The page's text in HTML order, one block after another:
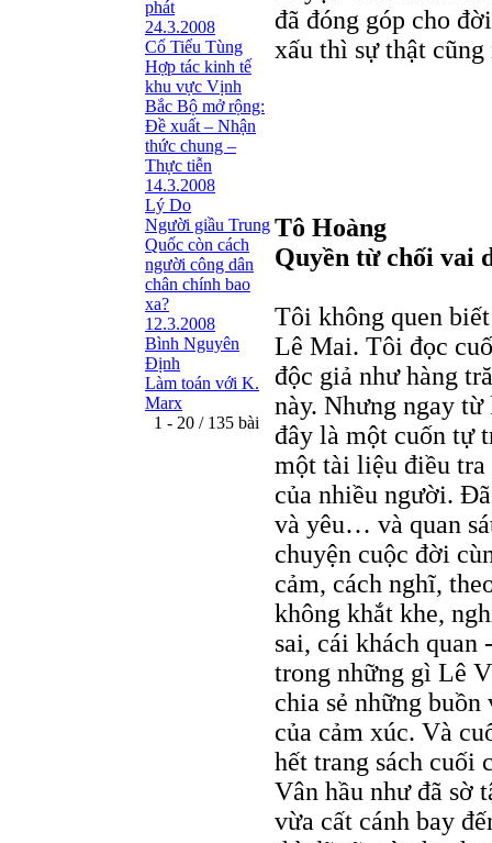
phát
24.3.2008
Cổ Tiểu Tùng
Hợp tác kinh tế
khu vực Vịnh
Bắc Bộ mở rộng:
Đề xuất – Nhận
thức chung –
Thực tiễn
14.3.2008
Lý Do
Người giầu Trung
Quốc còn cách
người công dân
chân chính bao
xa?
12.3.2008
Bình Nguyên
Định
Làm toán với K.
Marx
1 - 20 / 135 bài
đã đóng góp cho
xấu thì sự thật
Tô Hoàng
Quyền từ chối vai
Tôi không quen
Lê Mai. Tôi đọc
độc giả như hàng
này. Nhưng ngay
đây là một cuốn tự
một tài liệu điều tra
của nhiều người.
và yêu… và quan
chuyện cuộc đời
cảm, cách nghĩ,
không khắt khe,
sai, cái khách
trong những gì Lê
chia sẻ những
của cảm xúc. Và
hết trang sách cuối
Vân hầu như đã sờ
vừa cất cánh bay